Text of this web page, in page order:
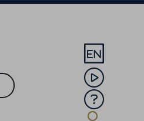
Sprache
Mediathek
Hilfe